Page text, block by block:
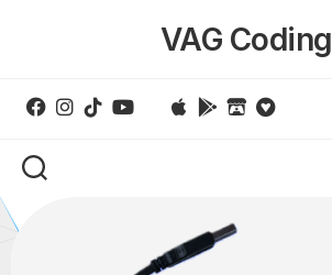
VAG Coding